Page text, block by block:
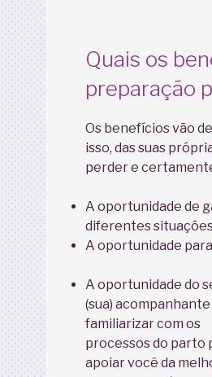
Quais os
preparação
Os benefícios vão
isso, das suas
perder e
A oportunidade de
diferentes
A oportunidade
A oportunidade do
(sua) acompanhante
familiarizar com os
processos do parto
apoiar você da